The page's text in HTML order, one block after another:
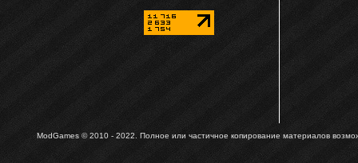
ModGames © 2010 - 2022. Полное или частичное копирование материалов